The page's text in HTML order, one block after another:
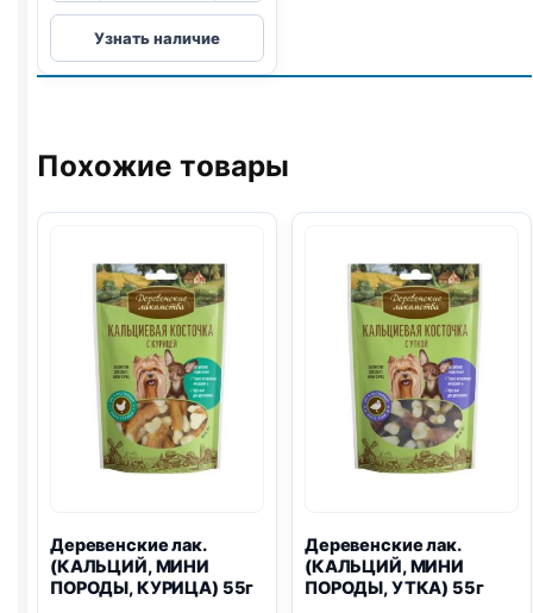
Perfect
Fit
лак.
Узнать наличие
Похожие товары
Деревенские лак.
(КАЛЬЦИЙ, МИНИ
ПОРОДЫ, КУРИЦА) 55г
Деревенские лак.
(КАЛЬЦИЙ, МИНИ
ПОРОДЫ, УТКА) 55г